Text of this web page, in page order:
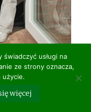
usługi na
ze strony oznacza,
użycie.
więcej